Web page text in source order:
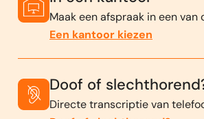
Maak een afspraak in een van
Een kantoor kiezen
Doof of
Directe transcriptie van